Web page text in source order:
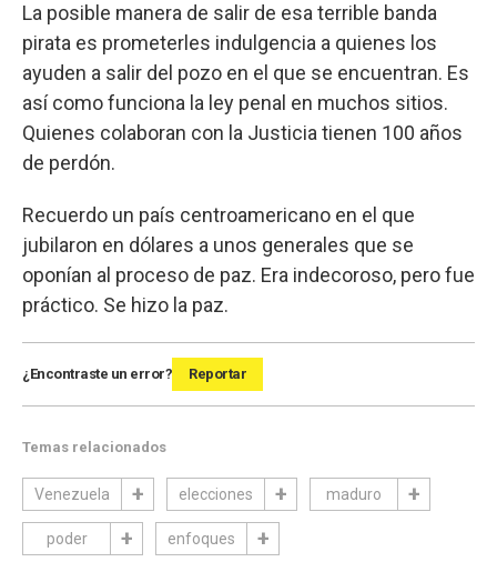
La posible manera de salir de esa terrible banda
pirata es prometerles indulgencia a quienes los
ayuden a salir del pozo en el que se encuentran. Es
así como funciona la ley penal en muchos sitios.
Quienes colaboran con la Justicia tienen 100 años
de perdón.
Recuerdo un país centroamericano en el que
jubilaron en dólares a unos generales que se
oponían al proceso de paz. Era indecoroso, pero fue
práctico. Se hizo la paz.
¿Encontraste un error? Reportar
Temas relacionados
Venezuela elecciones maduro
poder enfoques